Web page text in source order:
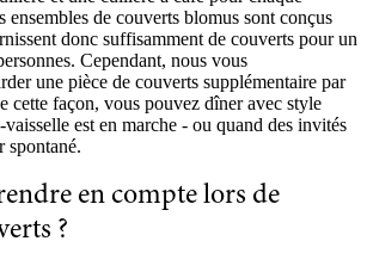
ensembles de couverts blomus sont conçus
donc suffisamment de couverts pour un
Cependant, nous vous
une pièce de couverts supplémentaire par
cette façon, vous pouvez dîner avec style
est en marche - ou quand des invités
spontané.
en compte lors de
?